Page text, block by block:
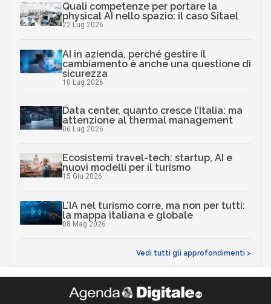
Quali competenze per portare la
physical AI nello spazio: il caso Sitael
22 Lug 2026
AI in azienda, perché gestire il
cambiamento è anche una questione di
sicurezza
10 Lug 2026
Data center, quanto cresce l’Italia: ma
attenzione al thermal management
06 Lug 2026
Ecosistemi travel-tech: startup, AI e
nuovi modelli per il turismo
15 Giu 2026
L’IA nel turismo corre, ma non per tutti:
la mappa italiana e globale
08 Mag 2026
Vedi tutti gli approfondimenti >